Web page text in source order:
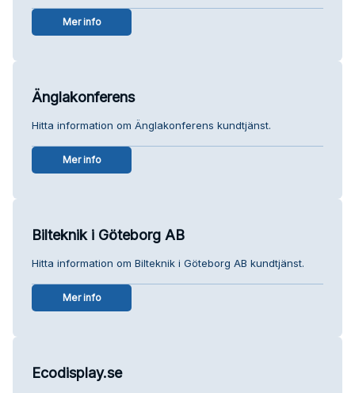
Mer info
Änglakonferens
Hitta information om Änglakonferens kundtjänst.
Mer info
Bilteknik i Göteborg AB
Hitta information om Bilteknik i Göteborg AB kundtjänst.
Mer info
Ecodisplay.se